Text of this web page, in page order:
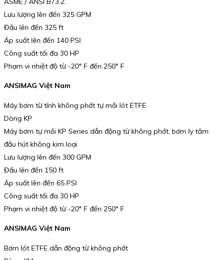
Lưu lượng lên đến 325 GPM
Đầu lên đến 325 ft
Áp suất lên đến 140 PSI
Công suất tối đa 30 HP
Phạm vi nhiệt độ từ -20° F đến 250° F
ANSIMAG Việt Nam
Máy bơm từ tính không phớt tự mồi lót ETFE
Dòng KP
Máy bơm tự mồi KP Series dẫn động từ không phớt, bơm ly tâm
đầu hút không kim loại
Lưu lượng lên đến 300 GPM
Đầu lên đến 150 ft
Áp suất lên đến 65 PSI
Công suất tối đa 30 HP
Phạm vi nhiệt độ từ -20° F đến 250° F
ANSIMAG Việt Nam
Bơm lót ETFE dẫn động từ không phớt